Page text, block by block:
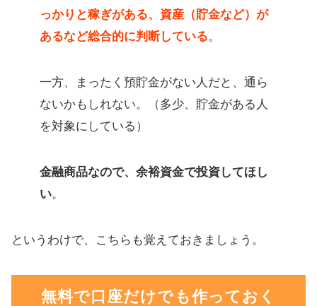
っかりと稼ぎがある、資産（貯金など）が
あるなど総合的に判断している。
一方、まったく預貯金がない人だと、通ら
ないかもしれない。（多少、貯金がある人
を対象にしている）
金融商品なので、余裕資金で投資してほし
い。
というわけで、こちらも覚えておきましょう。
無料で口座だけでも作っておく